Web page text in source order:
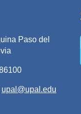
Paso del
upal@upal.edu